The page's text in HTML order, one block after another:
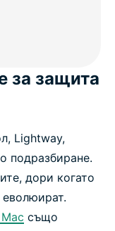
за защита
Lightway,
подразбиране.
дори когато
също